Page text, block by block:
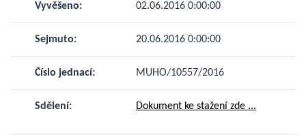
Vyvěšeno: 02.06.2016 0:00:00
Sejmuto: 20.06.2016 0:00:00
Číslo jednací: MUHO/10557/2016
Sdělení: Dokument ke stažení zde ...